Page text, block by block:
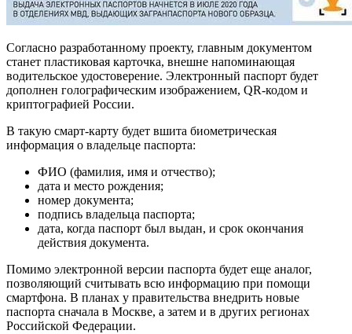
Согласно разработанному проекту, главным документом
станет пластиковая карточка, внешне напоминающая
водительское удостоверение. Электронный паспорт будет
дополнен голографическим изображением, QR-кодом и
криптографией России.
В такую смарт-карту будет вшита биометрическая
информация о владельце паспорта:
ФИО (фамилия, имя и отчество);
дата и место рождения;
номер документа;
подпись владельца паспорта;
дата, когда паспорт был выдан, и срок окончания
действия документа.
Помимо электронной версии паспорта будет еще аналог,
позволяющий считывать всю информацию при помощи
смартфона. В планах у правительства внедрить новые
паспорта сначала в Москве, а затем и в других регионах
Российской Федерации.